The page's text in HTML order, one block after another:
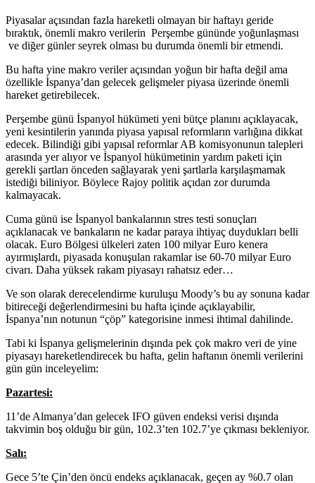
Piyasalar açısından fazla hareketli olmayan bir haftayı geride
bıraktık, önemli makro verilerin Perşembe gününde yoğunlaşması
ve diğer günler seyrek olması bu durumda önemli bir etmendi.
Bu hafta yine makro veriler açısından yoğun bir hafta değil ama
özellikle İspanya’dan gelecek gelişmeler piyasa üzerinde önemli
hareket getirebilecek.
Perşembe günü İspanyol hükümeti yeni bütçe planını açıklayacak,
yeni kesintilerin yanında piyasa yapısal reformların varlığına dikkat
edecek. Bilindiği gibi yapısal reformlar AB komisyonunun talepleri
arasında yer alıyor ve İspanyol hükümetinin yardım paketi için
gerekli şartları önceden sağlayarak yeni şartlarla karşılaşmamak
istediği biliniyor. Böylece Rajoy politik açıdan zor durumda
kalmayacak.
Cuma günü ise İspanyol bankalarının stres testi sonuçları
açıklanacak ve bankaların ne kadar paraya ihtiyaç duydukları belli
olacak. Euro Bölgesi ülkeleri zaten 100 milyar Euro kenera
ayırmışlardı, piyasada konuşulan rakamlar ise 60-70 milyar Euro
civarı. Daha yüksek rakam piyasayı rahatsız eder…
Ve son olarak derecelendirme kuruluşu Moody’s bu ay sonuna kadar
bitireceği değerlendirmesini bu hafta içinde açıklayabilir,
İspanya’nın notunun “çöp” kategorisine inmesi ihtimal dahilinde.
Tabi ki İspanya gelişmelerinin dışında pek çok makro veri de yine
piyasayı hareketlendirecek bu hafta, gelin haftanın önemli verilerini
gün gün inceleyelim:
Pazartesi:
11’de Almanya’dan gelecek IFO güven endeksi verisi dışında
takvimin boş olduğu bir gün, 102.3’ten 102.7’ye çıkması bekleniyor.
Salı:
Gece 5’te Çin’den öncü endeks açıklanacak, geçen ay %0.7 olan